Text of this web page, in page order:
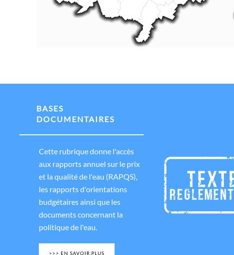
BASES
DOCUMENTAIRES
Cette rubrique donne l'accès
aux rapports annuel sur le prix
et la qualité de l'eau (RAPQS),
les rapports d'orientations
budgétaires ainsi que les
documents concernant la
politique de l'eau.
>>> EN SAVOIR PLUS